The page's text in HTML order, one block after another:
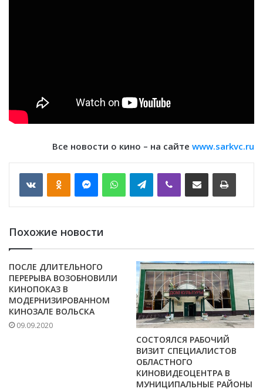
Все новости о кино – на сайте www.sarkvc.ru
VKontakte WhatsApp Telegram
Похожие новости
ПОСЛЕ ДЛИТЕЛЬНОГО
ПЕРЕРЫВА ВОЗОБНОВИЛИ
КИНОПОКАЗ В
МОДЕРНИЗИРОВАННОМ
КИНОЗАЛЕ ВОЛЬСКА
09.09.2020
СОСТОЯЛСЯ РАБОЧИЙ
ВИЗИТ СПЕЦИАЛИСТОВ
ОБЛАСТНОГО
КИНОВИДЕОЦЕНТРА В
МУНИЦИПАЛЬНЫЕ РАЙОНЫ